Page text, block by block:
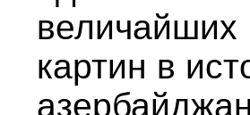
величайших
картин в